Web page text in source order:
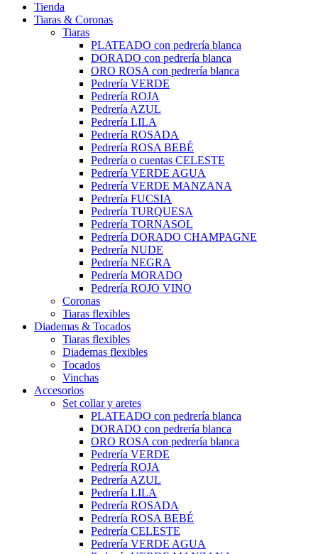
Tienda
Tiaras & Coronas
Tiaras
PLATEADO con pedrería blanca
DORADO con pedrería blanca
ORO ROSA con pedrería blanca
Pedrería VERDE
Pedrería ROJA
Pedrería AZUL
Pedrería LILA
Pedrería ROSADA
Pedrería ROSA BEBÉ
Pedrería o cuentas CELESTE
Pedrería VERDE AGUA
Pedrería VERDE MANZANA
Pedrería FUCSIA
Pedrería TURQUESA
Pedrería TORNASOL
Pedrería DORADO CHAMPAGNE
Pedrería NUDE
Pedrería NEGRA
Pedrería MORADO
Pedrería ROJO VINO
Coronas
Tiaras flexibles
Diademas & Tocados
Tiaras flexibles
Diademas flexibles
Tocados
Vinchas
Accesorios
Set collar y aretes
PLATEADO con pedrería blanca
DORADO con pedrería blanca
ORO ROSA con pedrería blanca
Pedrería VERDE
Pedrería ROJA
Pedrería AZUL
Pedrería LILA
Pedrería ROSADA
Pedrería ROSA BEBÉ
Pedrería CELESTE
Pedrería VERDE AGUA